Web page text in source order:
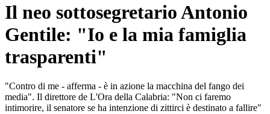
Il neo sottosegretario Antonio
Gentile: "Io e la mia famiglia
trasparenti"
"Contro di me - afferma - è in azione la macchina del fango dei
media". Il direttore de L'Ora della Calabria: "Non ci faremo
intimorire, il senatore se ha intenzione di zittirci è destinato a fallire"